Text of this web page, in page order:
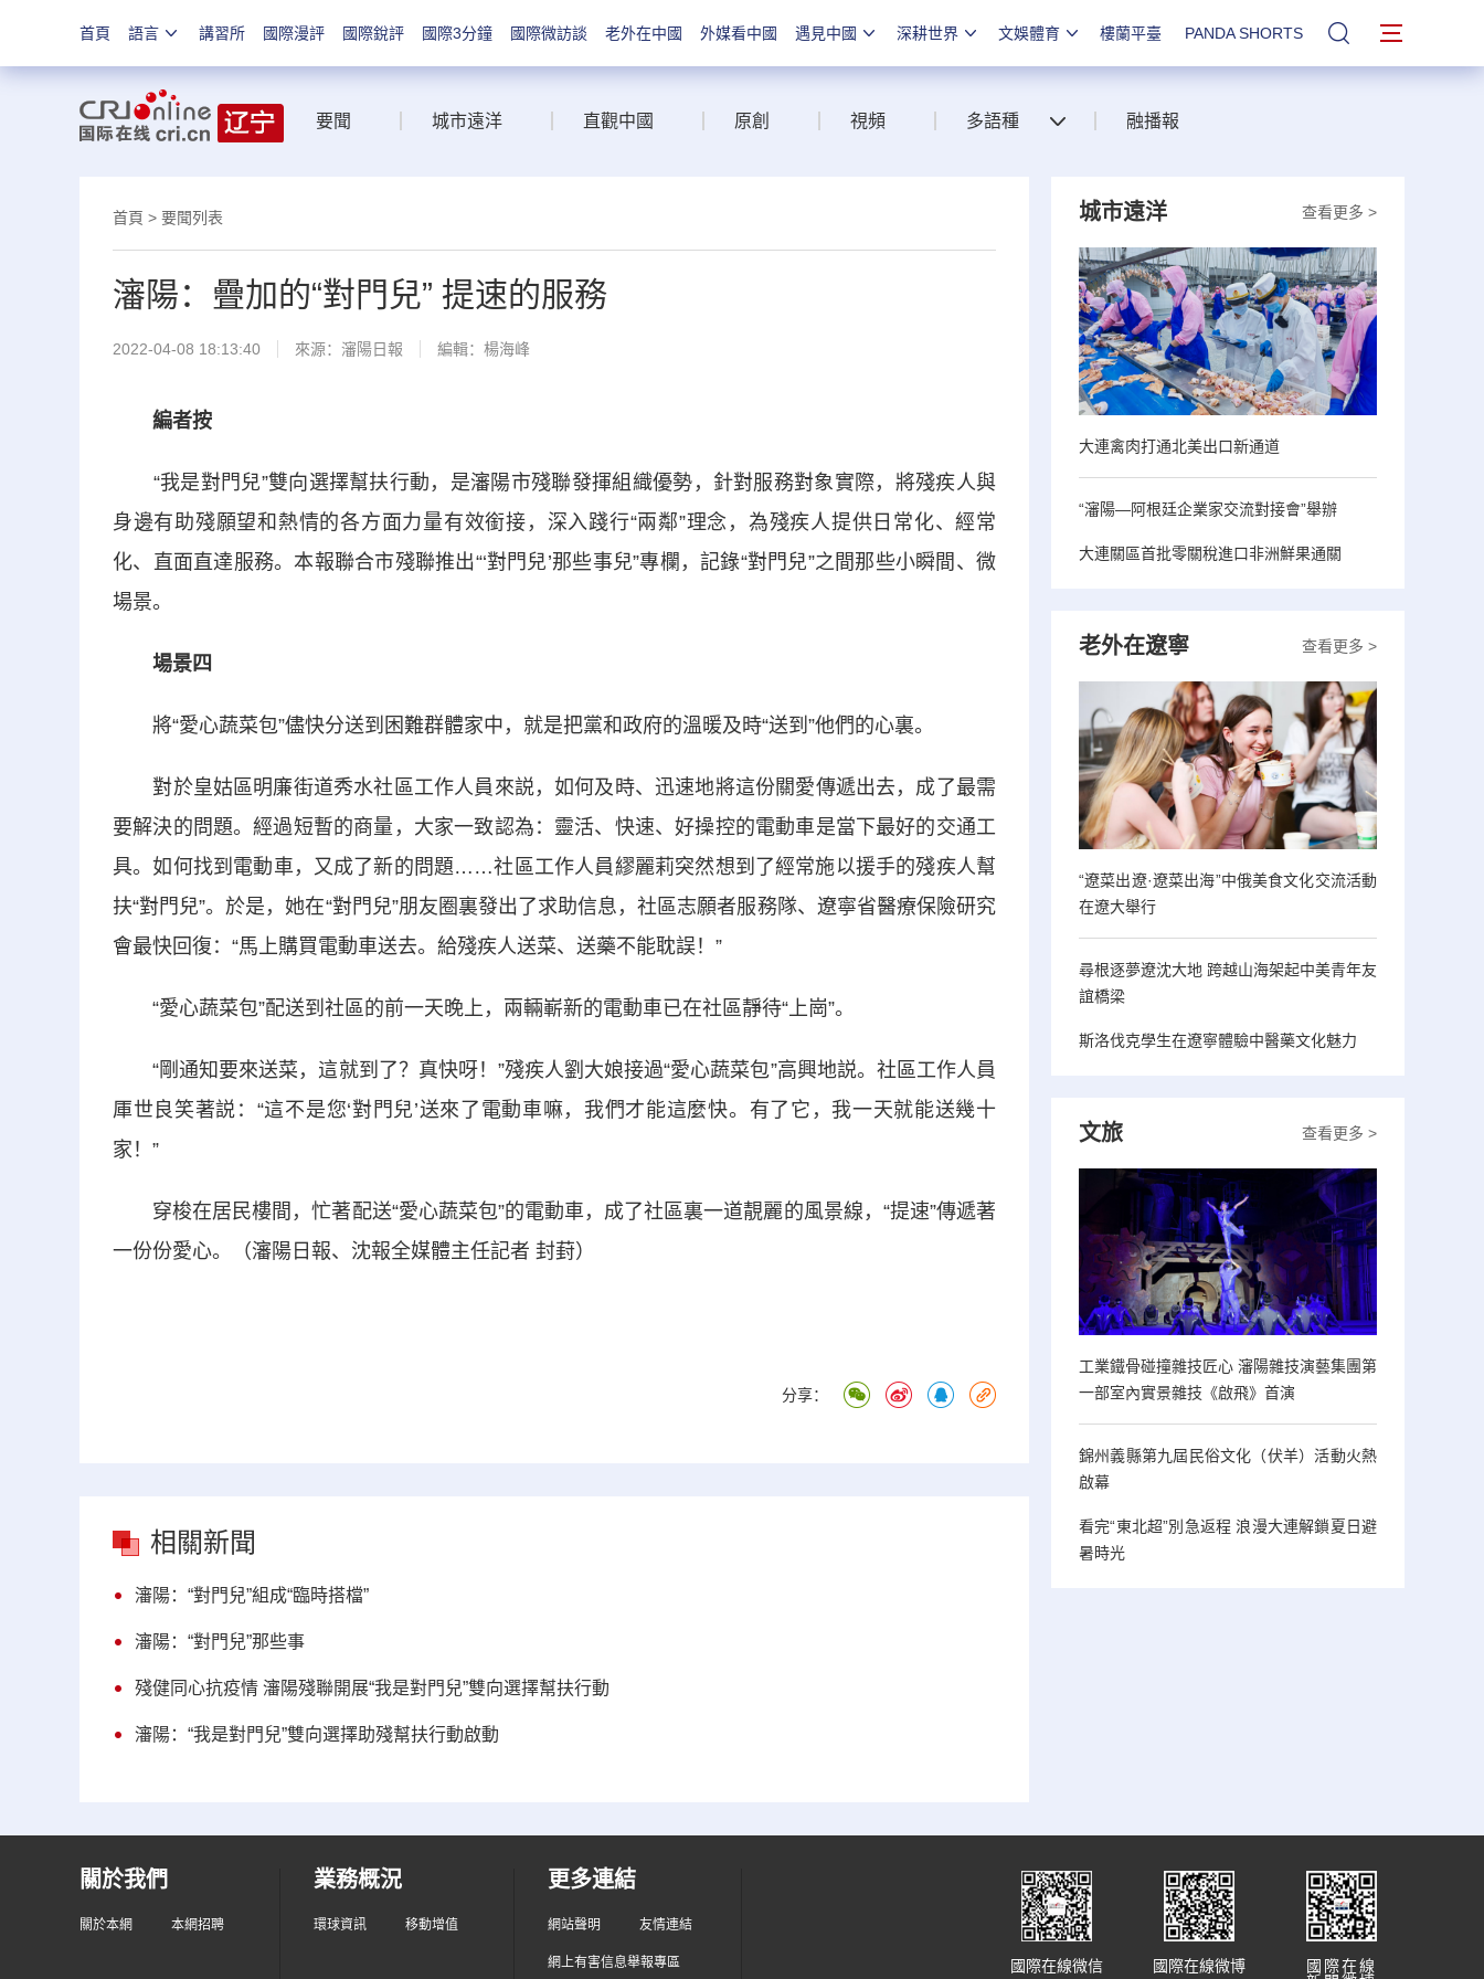
首頁 語言 講習所 國際漫評 國際銳評 國際3分鐘 國際微訪談 老外在中國 外媒看中國 遇見中國 深耕世界 文娛體育 樓蘭平臺 PANDA SHORTS 站內搜索
要聞 城市遠洋 直觀中國 原創 視頻 多語種 融播報
首頁 > 要聞列表
瀋陽：疊加的“對門兒” 提速的服務
2022-04-08 18:13:40 來源： 瀋陽日報 編輯：楊海峰
編者按
“我是對門兒”雙向選擇幫扶行動，是瀋陽市殘聯發揮組織優勢，針對服務對象實際，將殘疾人與
身邊有助殘願望和熱情的各方面力量有效銜接，深入踐行“兩鄰”理念，為殘疾人提供日常化、經常
化、直面直達服務。本報聯合市殘聯推出“‘對門兒’那些事兒”專欄，記錄“對門兒”之間那些小瞬間、微
場景。
場景四
將“愛心蔬菜包”儘快分送到困難群體家中，就是把黨和政府的溫暖及時“送到”他們的心裏。
對於皇姑區明廉街道秀水社區工作人員來説，如何及時、迅速地將這份關愛傳遞出去，成了最需
要解決的問題。經過短暫的商量，大家一致認為：靈活、快速、好操控的電動車是當下最好的交通工
具。如何找到電動車，又成了新的問題……社區工作人員繆麗莉突然想到了經常施以援手的殘疾人幫
扶“對門兒”。於是，她在“對門兒”朋友圈裏發出了求助信息，社區志願者服務隊、遼寧省醫療保險研究
會最快回復：“馬上購買電動車送去。給殘疾人送菜、送藥不能耽誤！”
“愛心蔬菜包”配送到社區的前一天晚上，兩輛嶄新的電動車已在社區靜待“上崗”。
“剛通知要來送菜，這就到了？真快呀！”殘疾人劉大娘接過“愛心蔬菜包”高興地説。社區工作人員
厙世良笑著説：“這不是您‘對門兒’送來了電動車嘛，我們才能這麼快。有了它，我一天就能送幾十
家！”
穿梭在居民樓間，忙著配送“愛心蔬菜包”的電動車，成了社區裏一道靚麗的風景線，“提速”傳遞著
一份份愛心。（瀋陽日報、沈報全媒體主任記者 封葑）
分享：
相關新聞
瀋陽：“對門兒”組成“臨時搭檔”
瀋陽：“對門兒”那些事
殘健同心抗疫情 瀋陽殘聯開展“我是對門兒”雙向選擇幫扶行動
瀋陽：“我是對門兒”雙向選擇助殘幫扶行動啟動
查看更多 >
城市遠洋
大連禽肉打通北美出口新通道
“瀋陽—阿根廷企業家交流對接會”舉辦
大連關區首批零關稅進口非洲鮮果通關
查看更多 >
老外在遼寧
“遼菜出遼·遼菜出海”中俄美食文化交流活動
在遼大舉行
尋根逐夢遼沈大地 跨越山海架起中美青年友
誼橋梁
斯洛伐克學生在遼寧體驗中醫藥文化魅力
查看更多 >
文旅
工業鐵骨碰撞雜技匠心 瀋陽雜技演藝集團第
一部室內實景雜技《啟飛》首演
錦州義縣第九屆民俗文化（伏羊）活動火熱
啟幕
看完“東北超”別急返程 浪漫大連解鎖夏日避
暑時光
關於我們
關於本網 本網招聘
業務概況
環球資訊 移動增值
更多連結
網站聲明 友情連結
網上有害信息舉報專區
國際在線
國際在線微博
國際在線微信